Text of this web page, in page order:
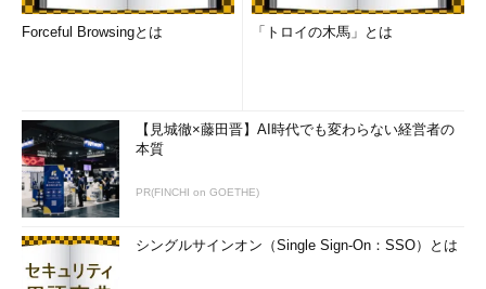
Windows 8（まずWindows 8.1
Updateに更新する必要がある）
Windows 10 Home
Windows 8.1 Update Pro
Windows 10 Pro
Windows 8.1 Update Pro with
Media Center
Windows Phone 8.1
※32bit／64bitの違い
32bit OSは32bit OSへ、64bit OSは
Forceful Browsingとは 「トロイの木馬」とは
【見城徹×藤田晋】AI時代でも変わらない経営者の
本質
PR(FINCHI on GOETHE)
シングルサインオン（Single Sign-On：SSO）とは